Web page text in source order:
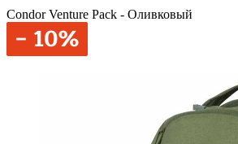
Condor Venture Pack - Оливковый